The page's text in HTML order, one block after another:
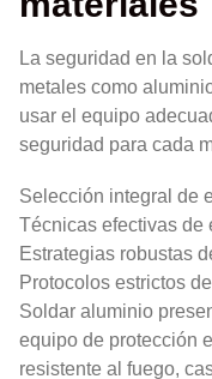
La seguridad en la
metales como
usar el equipo
seguridad para cada
Selección integral de
Técnicas efectivas de
Estrategias robustas
Protocolos estrictos
Soldar aluminio
equipo de protección
resistente al fuego,